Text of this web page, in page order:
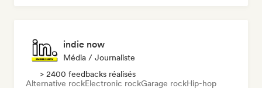
indie now
Média / Journaliste
> 2400 feedbacks réalisés
Alternative rockElectronic rockGarage rockHip-hop